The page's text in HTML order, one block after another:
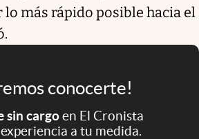
más rápido posible hacia el
conocerte!
sin cargoen El Cronista
a tu medida.